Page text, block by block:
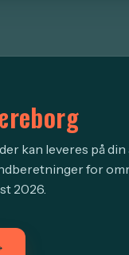
kan leveres på
for
2026.